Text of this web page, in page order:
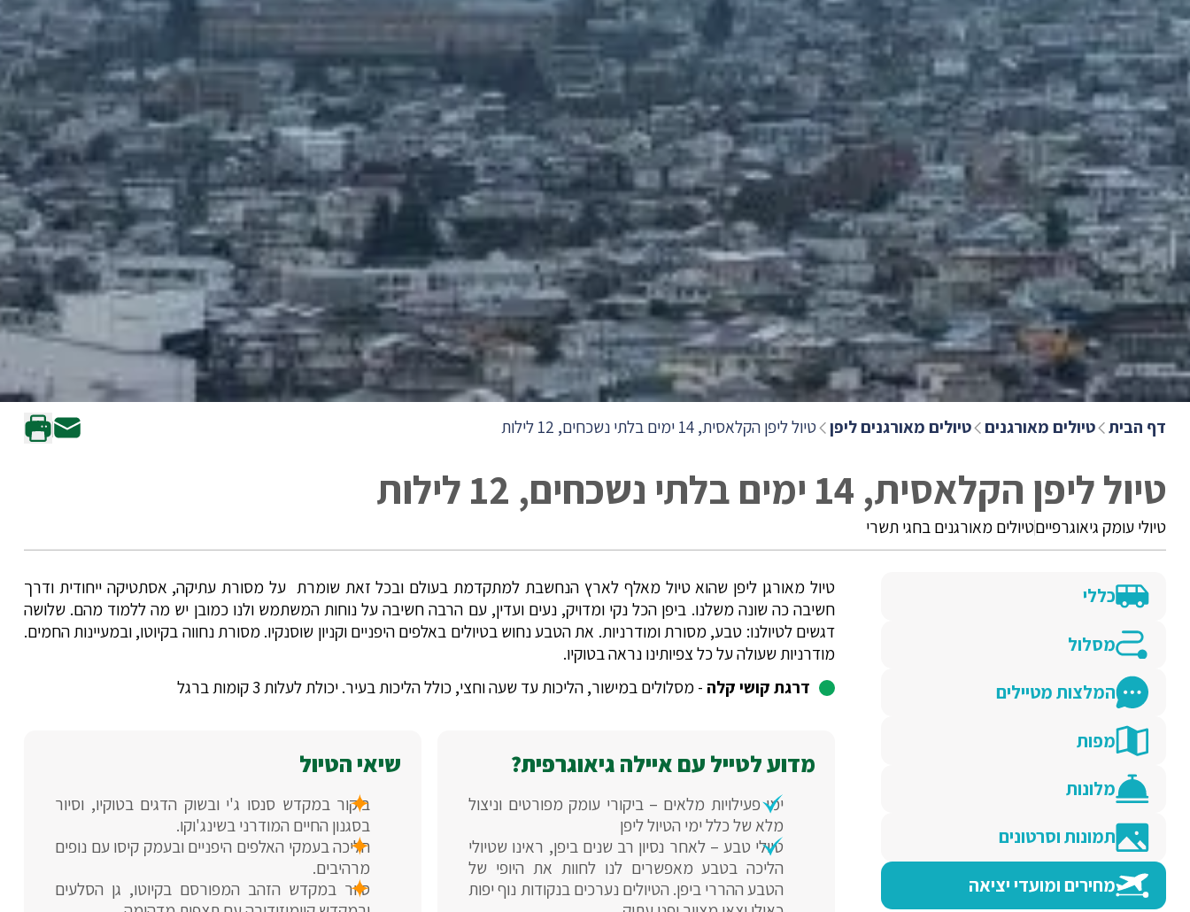
דף הבית טיולים מאורגנים טיולים מאורגנים ליפן טיול ליפן הקלאסית, 14 ימים בלתי נשכחים, 12 לילות
טיול ליפן הקלאסית, 14 ימים בלתי נשכחים, 12 לילות
טיולי עומק גיאוגרפייםטיולים מאורגנים בחגי תשרי
כללי
מסלול
המלצות מטיילים
מפות
מלונות
תמונות וסרטונים
מחירים ומועדי יציאה
טיול מאורגן ליפן שהוא טיול מאלף לארץ הנחשבת למתקדמת בעולם ובכל זאת שומרת על מסורת עתיקה, אסתטיקה ייחודית ודרך
חשיבה כה שונה משלנו. ביפן הכל נקי ומדויק, נעים ועדין, עם הרבה חשיבה על נוחות המשתמש ולנו כמובן יש מה ללמוד מהם. שלושה
דגשים לטיולנו: טבע, מסורת ומודרניות. את הטבע נחוש בטיולים באלפים היפניים וקניון שוסנקיו. מסורת נחווה בקיוטו, ובמעיינות החמים.
מודרניות שעולה על כל צפיותינו נראה בטוקיו.
דרגת קושי קלה - מסלולים במישור, הליכות עד שעה וחצי, כולל הליכות בעיר. יכולת לעלות 3 קומות ברגל
מדוע לטייל עם איילה גיאוגרפית?
ימי פעילויות מלאים – ביקורי עומק מפורטים וניצול
מלא של כלל ימי הטיול ליפן
טיולי טבע – לאחר נסיון רב שנים ביפן, ראינו שטיולי
הליכה בטבע מאפשרים לנו לחוות את היופי של
הטבע ההררי ביפן. הטיולים נערכים בנקודות נוף יפות
שיאי הטיול
ביקור במקדש סנסו ג'י ובשוק הדגים בטוקיו, וסיור
בסגנון החיים המודרני בשינג'וקו.
הליכה בעמקי האלפים היפניים ובעמק קיסו עם נופים
מרהיבים.
סיור במקדש הזהב המפורסם בקיוטו, גן הסלעים